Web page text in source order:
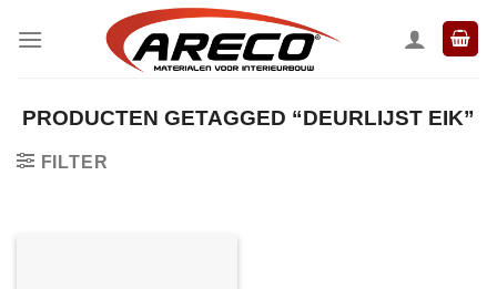
naar
PRODUCTEN GETAGGED “DEURLIJST EIK”
FILTER